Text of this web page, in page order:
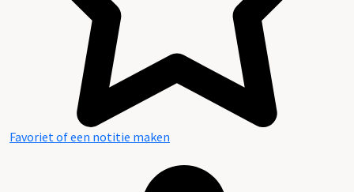
Favoriet of een notitie maken